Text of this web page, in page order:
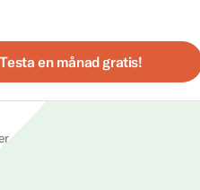
Testa en månad gratis!